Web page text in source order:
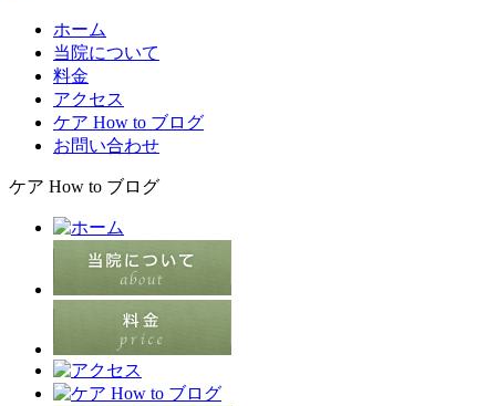
ホーム
当院について
料金
アクセス
ケア How to ブログ
お問い合わせ
ケア How to ブログ